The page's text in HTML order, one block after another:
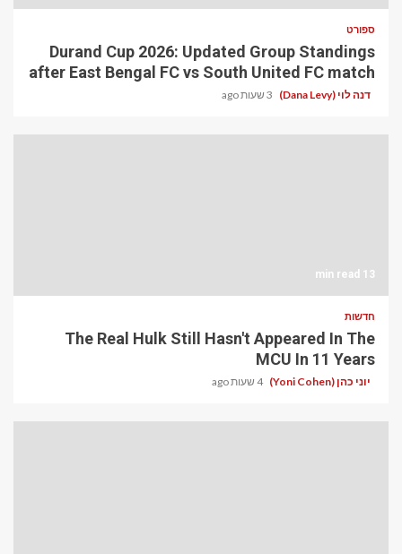
ספורט
Durand Cup 2026: Updated Group Standings
after East Bengal FC vs South United FC match
דנה לוי (Dana Levy) 3 שעות ago
13 min read
חדשות
The Real Hulk Still Hasn't Appeared In The
MCU In 11 Years
יוני כהן (Yoni Cohen) 4 שעות ago